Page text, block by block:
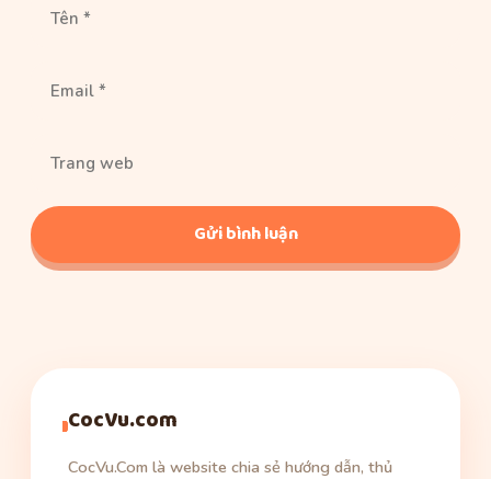
web
CocVu.com
CocVu.Com là website chia sẻ hướng dẫn, thủ